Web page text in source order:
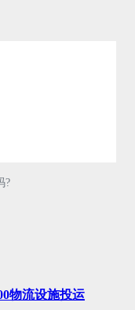
?
物流设施投运